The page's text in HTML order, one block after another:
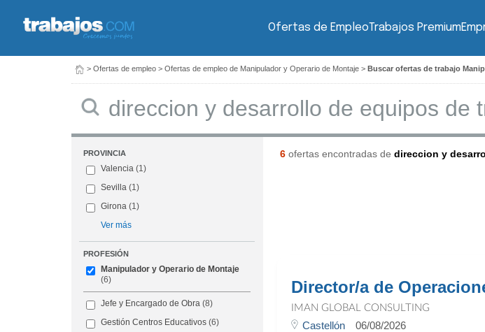
Ofertas de EmpleoTrabajos Premium
> Ofertas de empleo > Ofertas de empleo de Manipulador y Operario de Montaje > Buscar ofertas de trabajo
PROVINCIA
Valencia (1)
Sevilla (1)
Girona (1)
Ver más
PROFESIÓN
Manipulador y Operario de Montaje
(6)
Jefe y Encargado de Obra (8)
Gestión Centros Educativos (6)
6ofertas encontradas de direccion y
Director/a de
IMAN GLOBAL CONSULTING
Castellón 06/08/2026